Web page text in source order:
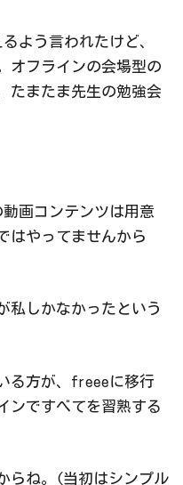
よう言われたけど、
オフラインの会場型の
たまたま先生の勉強会
画コンテンツは用意
はやってませんから
私しかなかったという
る方が、freeeに移行
ンですべてを習熟する
らね。(当初はシンプル